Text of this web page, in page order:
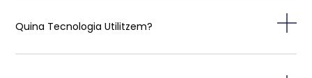
Quina Tecnologia Utilitzem?